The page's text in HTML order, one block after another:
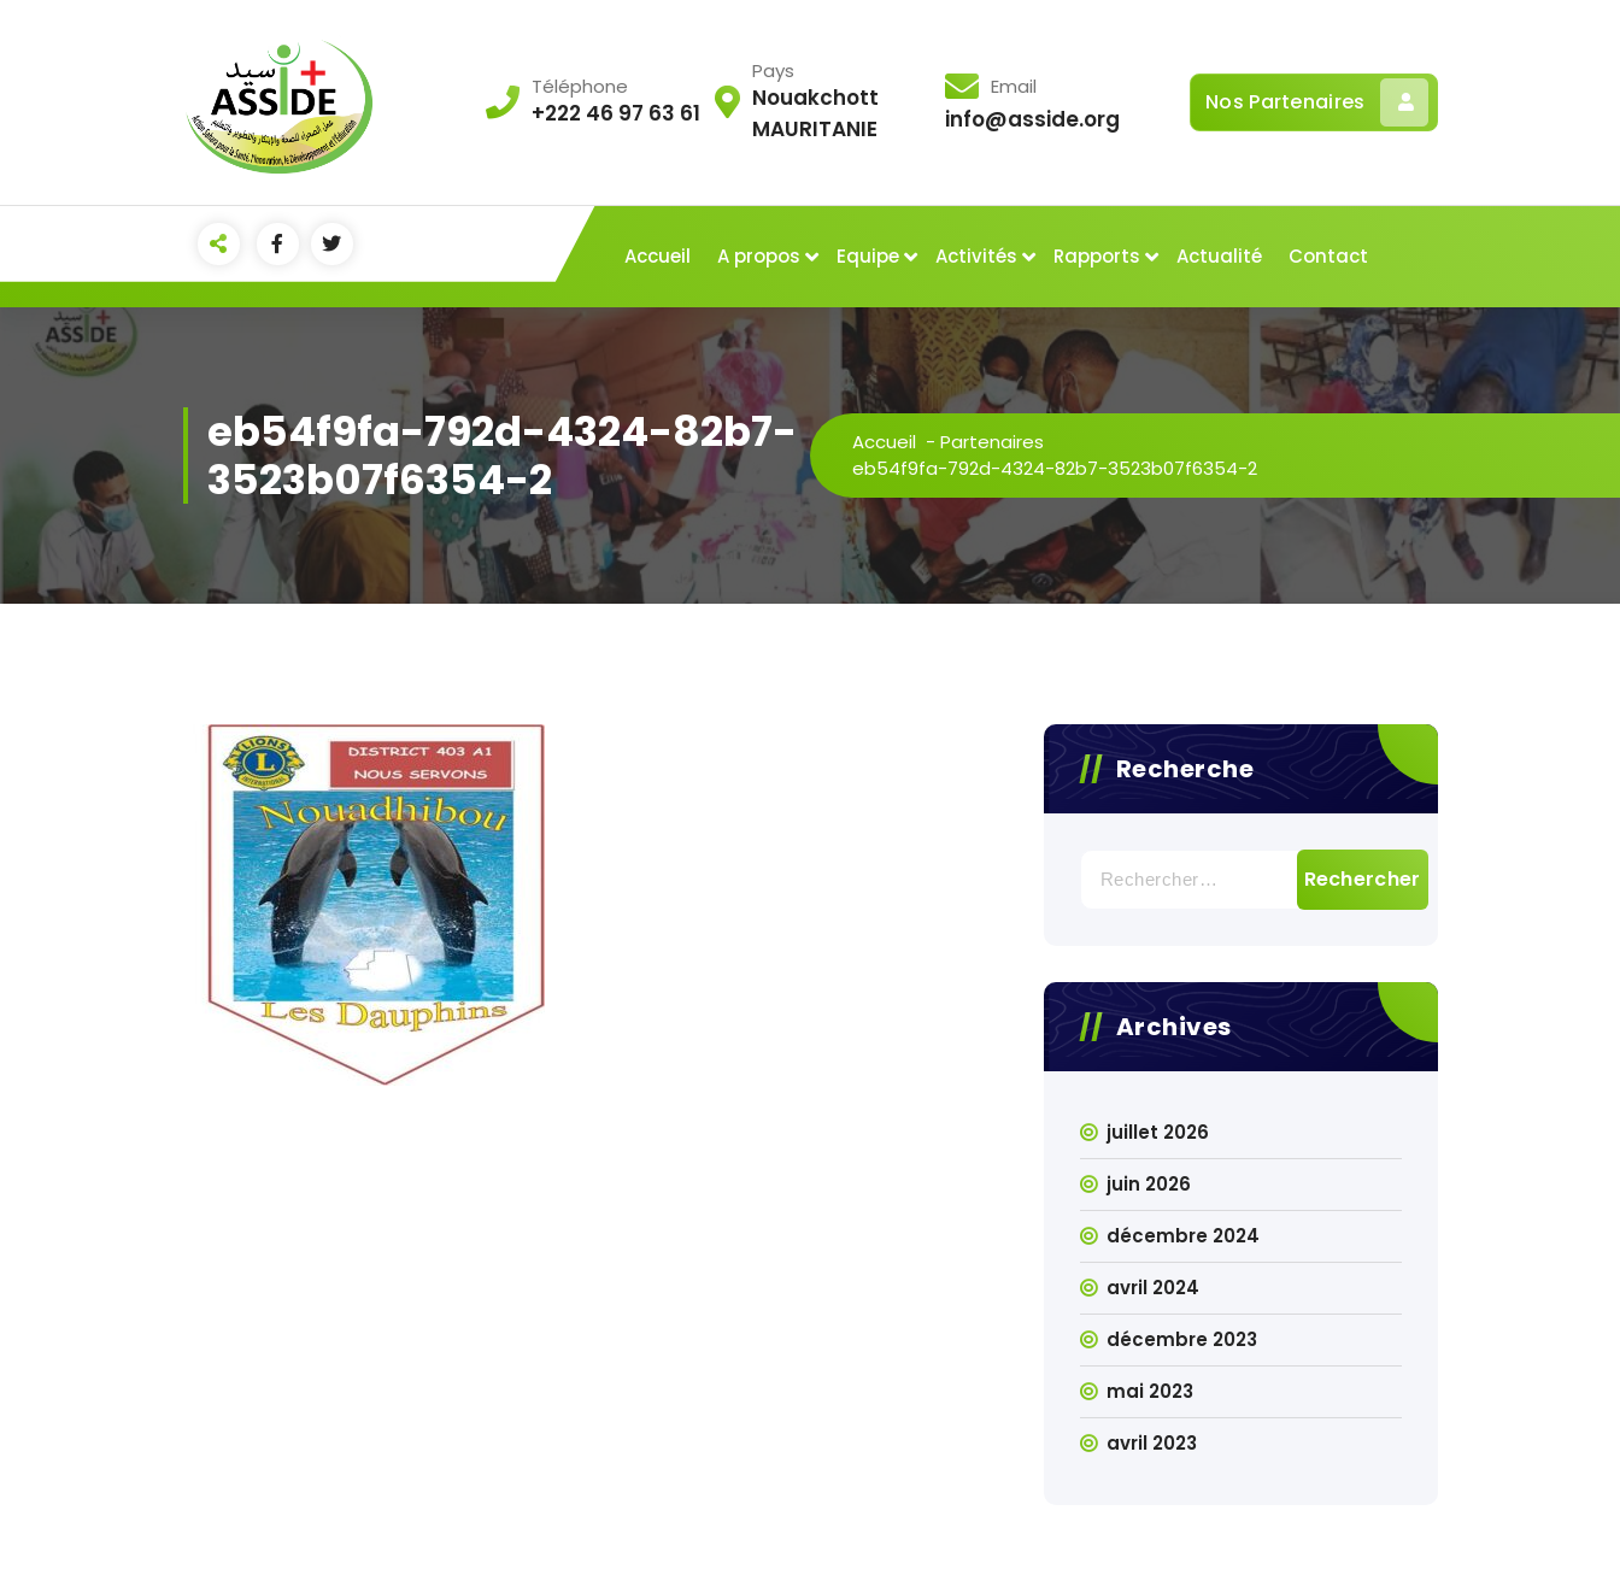
Téléphone
+222 46 97 63 61
Pays
Nouakchott
MAURITANIE
Email
info@asside.org
Nos Partenaires
Accueil A propos Equipe Activités Rapports Actualité Contact
eb54f9fa-792d-4324-82b7-
3523b07f6354-2
Accueil - Partenaires
eb54f9fa-792d-4324-82b7-3523b07f6354-2
Recherche
Archives
juillet 2026
juin 2026
décembre 2024
avril 2024
décembre 2023
mai 2023
avril 2023